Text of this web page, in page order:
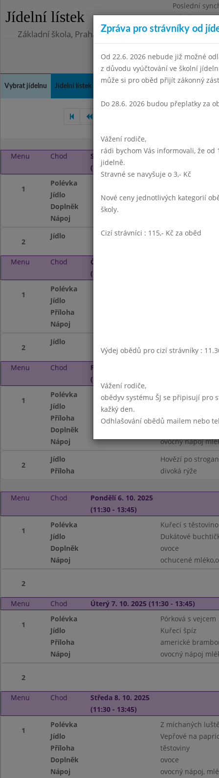
Jídelní lístek
Poslední
Středa
Základní škola, Praha 4, Na Líše 16
Vybrat jídelnu Jídelní lístek Kontakty a informace
Menu Chod
Středa 1. 10. 2025
(11:30 - 13:45)
1
Polévka
Jídlo
Risoto primavera,
Doplněk
Nápoj
2
Jídlo Mléčný bulgur s
Menu Chod
Čtvrtek 2. 10. 2025
(11:30 - 13:45)
1
Polévka
Jídlo
Příloha
Nápoj
2
Jídlo
Menu Chod
Pátek 3. 10. 2025
(11:30 - 13:45)
1
Polévka
Dýňová polévka
Jídlo
Příloha
bramborová kaše
Doplněk
Nápoj
ovocný nápoj
2
Jídlo
Hovězí po
Příloha
divoká rýže
Menu Chod
Pondělí 6. 10. 2025
(11:30 - 13:45)
1
Polévka
Kuřecí s
Jídlo
Dukátové
Doplněk
ovoce
Nápoj
ochucené
2
Menu Chod Úterý 7. 10. 2025 (11:30 - 13:45)
1
Polévka
Pórková s vejcem
Jídlo
Kuřecí špíz
Příloha
americké
Nápoj
ovocný nápoj
2
Menu Chod
Středa 8. 10. 2025
(11:30 - 13:45)
1
Polévka
Z míchaných
Jídlo
Vepřové na
Příloha
těstoviny
Doplněk
ovoce
Nápoj
ovocný nápoj,
Zpráva pro strávníky od
Od 22.6. 2026 nebude již možné
z důvodu vyúčtování ve školní
může si pro oběd přijít zákonný
Do 28.6. 2026 budou přeplatky za
Vážení rodiče,
rádi bychom Vás informovali, že od
jidelně.
Stravné se navyšuje o 3,- Kč
Nové ceny jednotlivých kategorií
školy.
Cizí strávníci : 115,- Kč za oběd
Výdej obědů pro cizí strávníky :
Vážení rodiče,
obědyv systému ŠJ se připisují pro
kažký den.
Odhlašování obědů mailem nebo